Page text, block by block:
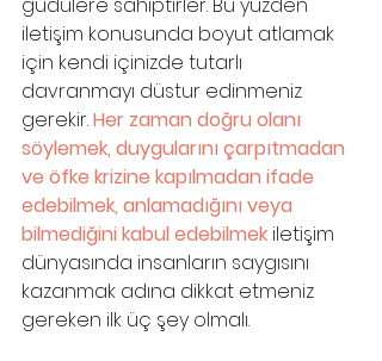
iletişim konusunda boyut atlamak
için kendi içinizde tutarlı
davranmayı düstur edinmeniz
gerekir. Her zaman doğru olanı
söylemek, duygularını çarpıtmadan
ve öfke krizine kapılmadan ifade
edebilmek, anlamadığını veya
bilmediğini kabul edebilmek iletişim
dünyasında insanların saygısını
kazanmak adına dikkat etmeniz
gereken ilk üç şey olmalı.